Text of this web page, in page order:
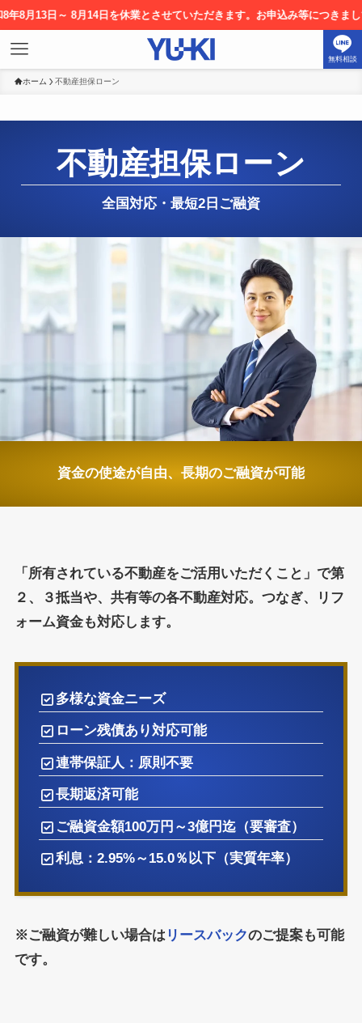
月14日を休業とさせていただきます。お申込み等につきましては8月17日
無料相談
ホーム 不動産担保ローン
不動産担保ローン
全国対応・最短2日ご融資
資金の使途が自由、長期のご融資が可能
「所有されている不動産をご活用いただくこと」で第
２、３抵当や、共有等の各不動産対応。つなぎ、リフ
ォーム資金も対応します。
多様な資金ニーズ
ローン残債あり対応可能
連帯保証人：原則不要
長期返済可能
ご融資金額100万円～3億円迄（要審査）
利息：2.95%～15.0％以下（実質年率）
※ご融資が難しい場合は リースバックのご提案も可能
です。